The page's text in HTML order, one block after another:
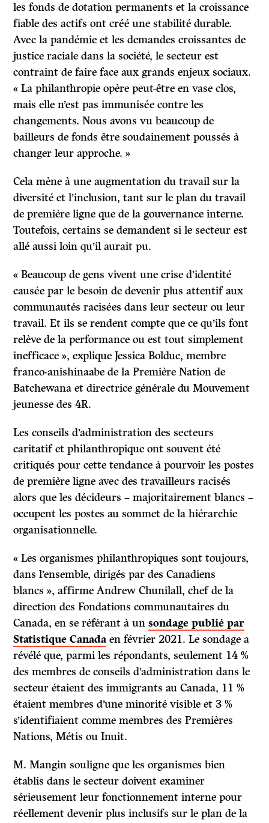
les fonds de dotation permanents et la croissance
fiable des actifs ont créé une stabilité durable.
Avec la pandémie et les demandes croissantes de
justice raciale dans la société, le secteur est
contraint de faire face aux grands enjeux sociaux.
« La philanthropie opère peut-être en vase clos,
mais elle n’est pas immunisée contre les
changements. Nous avons vu beaucoup de
bailleurs de fonds être soudainement poussés à
changer leur approche. »
Cela mène à une augmentation du travail sur la
diversité et l’inclusion, tant sur le plan du travail
de première ligne que de la gouvernance interne.
Toutefois, certains se demandent si le secteur est
allé aussi loin qu’il aurait pu.
« Beaucoup de gens vivent une crise d’identité
causée par le besoin de devenir plus attentif aux
communautés racisées dans leur secteur ou leur
travail. Et ils se rendent compte que ce qu’ils font
relève de la performance ou est tout simplement
inefficace », explique Jessica Bolduc, membre
franco-anishinaabe de la Première Nation de
Batchewana et directrice générale du Mouvement
jeunesse des 4R.
Les conseils d’administration des secteurs
caritatif et philanthropique ont souvent été
critiqués pour cette tendance à pourvoir les postes
de première ligne avec des travailleurs racisés
alors que les décideurs – majoritairement blancs –
occupent les postes au sommet de la hiérarchie
organisationnelle.
« Les organismes philanthropiques sont toujours,
dans l’ensemble, dirigés par des Canadiens
blancs », affirme Andrew Chunilall, chef de la
direction des Fondations communautaires du
Canada, en se référant à unsondage publié par
Statistique Canadaen février 2021. Le sondage a
révélé que, parmi les répondants, seulement 14 %
des membres de conseils d’administration dans le
secteur étaient des immigrants au Canada, 11 %
étaient membres d’une minorité visible et 3 %
s’identifiaient comme membres des Premières
Nations, Métis ou Inuit.
M. Mangin souligne que les organismes bien
établis dans le secteur doivent examiner
sérieusement leur fonctionnement interne pour
réellement devenir plus inclusifs sur le plan de la